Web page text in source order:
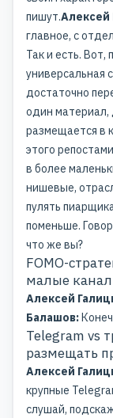
пишут.Алексей
главное, с
Так и есть. Вот,
универсальная
достаточно
один материал,
размещается в
этого
в более
нишевые,
пулять
поменьше.
что же вы?
FOMO-
малые
Алексей
Балашов:
Telegram vs
размещать
Алексей
крупные
слушай,